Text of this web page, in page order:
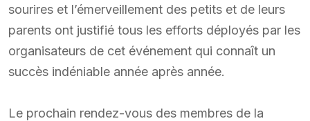
sourires et l’émerveillement des petits et de leurs
parents ont justifié tous les efforts déployés par les
organisateurs de cet événement qui connaît un
succès indéniable année après année.
Le prochain rendez-vous des membres de la